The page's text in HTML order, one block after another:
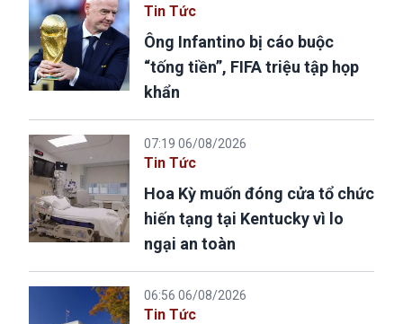
Tin Tức
Ông Infantino bị cáo buộc
“tống tiền”, FIFA triệu tập họp
khẩn
07:19 06/08/2026
Tin Tức
Hoa Kỳ muốn đóng cửa tổ chức
hiến tạng tại Kentucky vì lo
ngại an toàn
06:56 06/08/2026
Tin Tức